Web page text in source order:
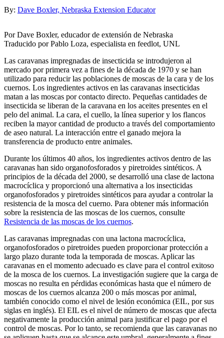
By: Dave Boxler, Nebraska Extension Educator
Por Dave Boxler, educador de extensión de Nebraska
Traducido por Pablo Loza, especialista en feedlot, UNL
Las caravanas impregnadas de insecticida se introdujeron al
mercado por primera vez a fines de la década de 1970 y se han
utilizado para reducir las poblaciones de moscas de la cara y de los
cuernos. Los ingredientes activos en las caravanas insecticidas
matan a las moscas por contacto directo. Pequeñas cantidades de
insecticida se liberan de la caravana en los aceites presentes en el
pelo del animal. La cara, el cuello, la línea superior y los flancos
reciben la mayor cantidad de producto a través del comportamiento
de aseo natural. La interacción entre el ganado mejora la
transferencia de producto entre animales.
Durante los últimos 40 años, los ingredientes activos dentro de las
caravanas han sido organofosforados y piretroides sintéticos. A
principios de la década del 2000, se desarrolló una clase de lactona
macrocíclica y proporcionó una alternativa a los insecticidas
organofosforados y piretroides sintéticos para ayudar a controlar la
resistencia de la mosca del cuerno. Para obtener más información
sobre la resistencia de las moscas de los cuernos, consulte
Resistencia de las moscas de los cuernos.
Las caravanas impregnadas con una lactona macrocíclica,
organofosforados o piretroides pueden proporcionar protección a
largo plazo durante toda la temporada de moscas. Aplicar las
caravanas en el momento adecuado es clave para el control exitoso
de la mosca de los cuernos. La investigación sugiere que la carga de
moscas no resulta en pérdidas económicas hasta que el número de
moscas de los cuernos alcanza 200 o más moscas por animal,
también conocido como el nivel de lesión económica (EIL, por sus
siglas en inglés). El EIL es el nivel de número de moscas que afecta
negativamente la producción animal para justificar el pago por el
control de moscas. Por lo tanto, se recomienda que las caravanas no